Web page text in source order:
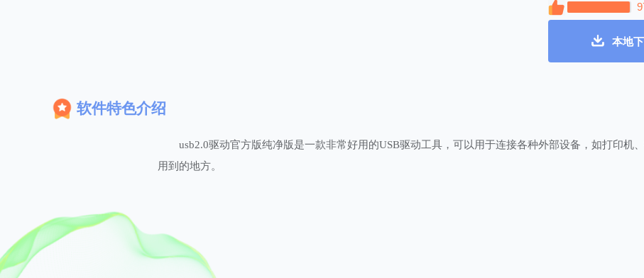
本地
软件特色介绍
usb2.0驱动官方版纯净版是一款非常好用的USB驱动工具，可以用于连接各种外部设备，如打印机
用到的地方。